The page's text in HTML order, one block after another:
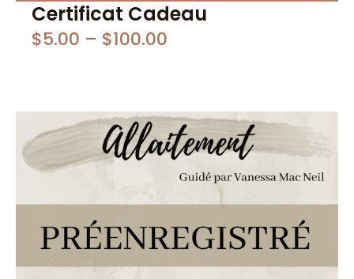
Certificat Cadeau
$5.00 – $100.00